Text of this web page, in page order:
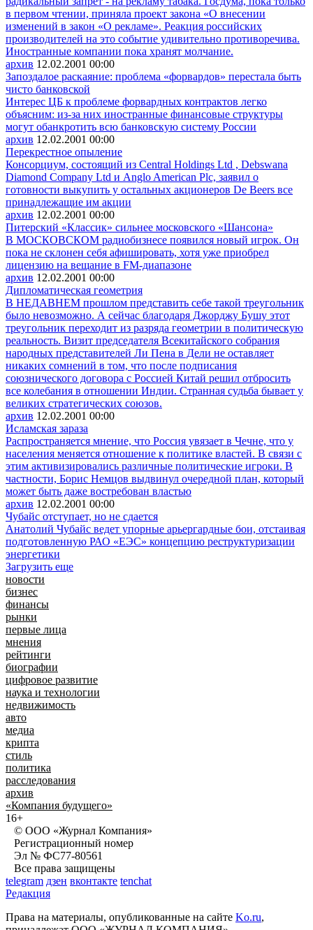
в первом чтении, приняла проект закона «О внесении
изменений в закон «О рекламе». Реакция российских
производителей на это событие удивительно противоречива.
Иностранные компании пока хранят молчание.
архив 12.02.2001 00:00
Запоздалое раскаяние: проблема «форвардов» перестала быть
чисто банковской
Интерес ЦБ к проблеме форвардных контрактов легко
объясним: из-за них иностранные финансовые структуры
могут обанкротить всю банковскую систему России
архив 12.02.2001 00:00
Перекрестное опыление
Консорциум, состоящий из Central Holdings Ltd , Debswana
Diamond Company Ltd и Anglo American Plc, заявил о
готовности выкупить у остальных акционеров De Beers все
принадлежащие им акции
архив 12.02.2001 00:00
Питерский «Классик» сильнее московского «Шансона»
В МОСКОВСКОМ радиобизнесе появился новый игрок. Он
пока не склонен себя афишировать, хотя уже приобрел
лицензию на вещание в FM-диапазоне
архив 12.02.2001 00:00
Дипломатическая геометрия
В НЕДАВНЕМ прошлом представить себе такой треугольник
было невозможно. А сейчас благодаря Джорджу Бушу этот
треугольник переходит из разряда геометрии в политическую
реальность. Визит председателя Всекитайского собрания
народных представителей Ли Пена в Дели не оставляет
никаких сомнений в том, что после подписания
союзнического договора с Россией Китай решил отбросить
все колебания в отношении Индии. Странная судьба бывает у
великих стратегических союзов.
архив 12.02.2001 00:00
Исламская зараза
Распространяется мнение, что Россия увязает в Чечне, что у
населения меняется отношение к политике властей. В связи с
этим активизировались различные политические игроки. В
частности, Борис Немцов выдвинул очередной план, который
может быть даже востребован властью
архив 12.02.2001 00:00
Чубайс отступает, но не сдается
Анатолий Чубайс ведет упорные арьергардные бои, отстаивая
подготовленную РАО «ЕЭС» концепцию реструктуризации
энергетики
Загрузить еще
новости
бизнес
финансы
рынки
первые лица
мнения
рейтинги
биографии
цифровое развитие
наука и технологии
недвижимость
авто
медиа
крипта
стиль
политика
расследования
архив
«Компания будущего»
16+
© ООО «Журнал Компания»
Регистрационный номер
Эл № ФС77-80561
Все права защищены
telegram дзен вконтакте tenchat
Редакция
Права на материалы, опубликованные на сайте Ko.ru,